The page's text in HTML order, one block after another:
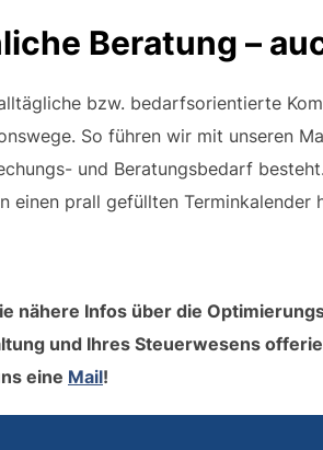
Beratung –
bzw. bedarfsorientierte
So führen wir mit unseren
und Beratungsbedarf
einen prall gefüllten Terminkalender
nähere Infos über die
und Ihres Steuerwesens
eine Mail!